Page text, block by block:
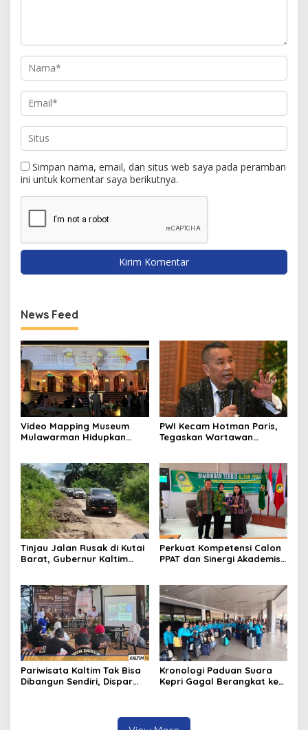
Simpan nama, email, dan situs web saya pada peramban
ini untuk komentar saya berikutnya.
News Feed
Video Mapping Museum
Mulawarman Hidupkan
PWI Kecam Hotman Paris,
Tegaskan Wartawan
Tinjau Jalan Rusak di Kutai
Barat, Gubernur Kaltim
Perkuat Kompetensi Calon
PPAT dan Sinergi Akademis,
Pariwisata Kaltim Tak Bisa
Dibangun Sendiri, Dispar
Kronologi Paduan Suara
Kepri Gagal Berangkat ke